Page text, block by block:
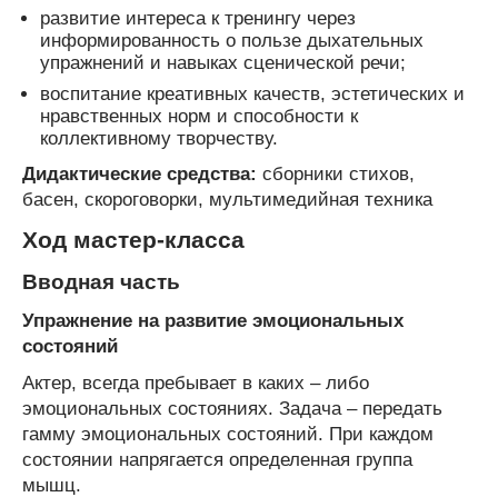
развитие интереса к тренингу через
информированность о пользе дыхательных
упражнений и навыках сценической речи;
воспитание креативных качеств, эстетических и
нравственных норм и способности к
коллективному творчеству.
Дидактические средства: сборники стихов,
басен, скороговорки, мультимедийная техника
Ход мастер-класса
Вводная часть
Упражнение на развитие эмоциональных
состояний
Актер, всегда пребывает в каких – либо
эмоциональных состояниях. Задача – передать
гамму эмоциональных состояний. При каждом
состоянии напрягается определенная группа
мышц.